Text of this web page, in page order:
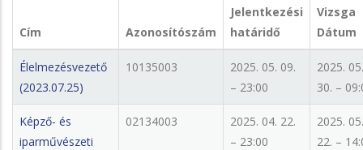
Cím Azonosítószám
Jelentkezési
határidő
Vizsga
Dátum
Élelmezésvezető
(2023.07.25)
10135003
2025. 05. 09.
– 23:00
2025. 05.
30. –
Képző- és
iparművészeti
02134003
2025. 04. 22.
– 23:00
2025. 05.
22. –